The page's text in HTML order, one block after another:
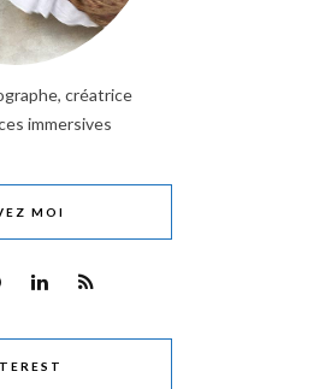
créatrice
immersives
MOI